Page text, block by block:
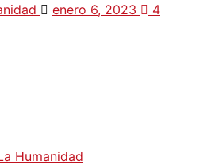
enero 6, 2023 4
Humanidad